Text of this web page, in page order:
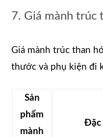
7. Giá mành trúc
Giá mành trúc than
thước và phụ kiện đi
Sản
phẩm
mành
Đặc